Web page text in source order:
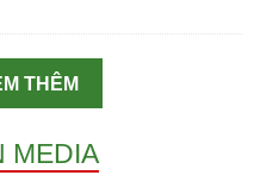
THÊM
MEDIA